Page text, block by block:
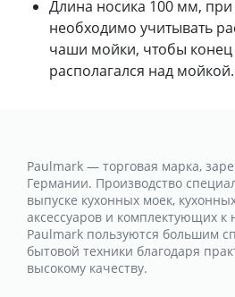
Длина носика 100 мм, при
необходимо учитывать
чаши мойки, чтобы конец
располагался над мойкой.
Paulmark — торговая марка,
Германии. Производство
выпуске кухонных моек,
аксессуаров и комплектующих
Paulmark пользуются большим
бытовой техники благодаря
высокому качеству.